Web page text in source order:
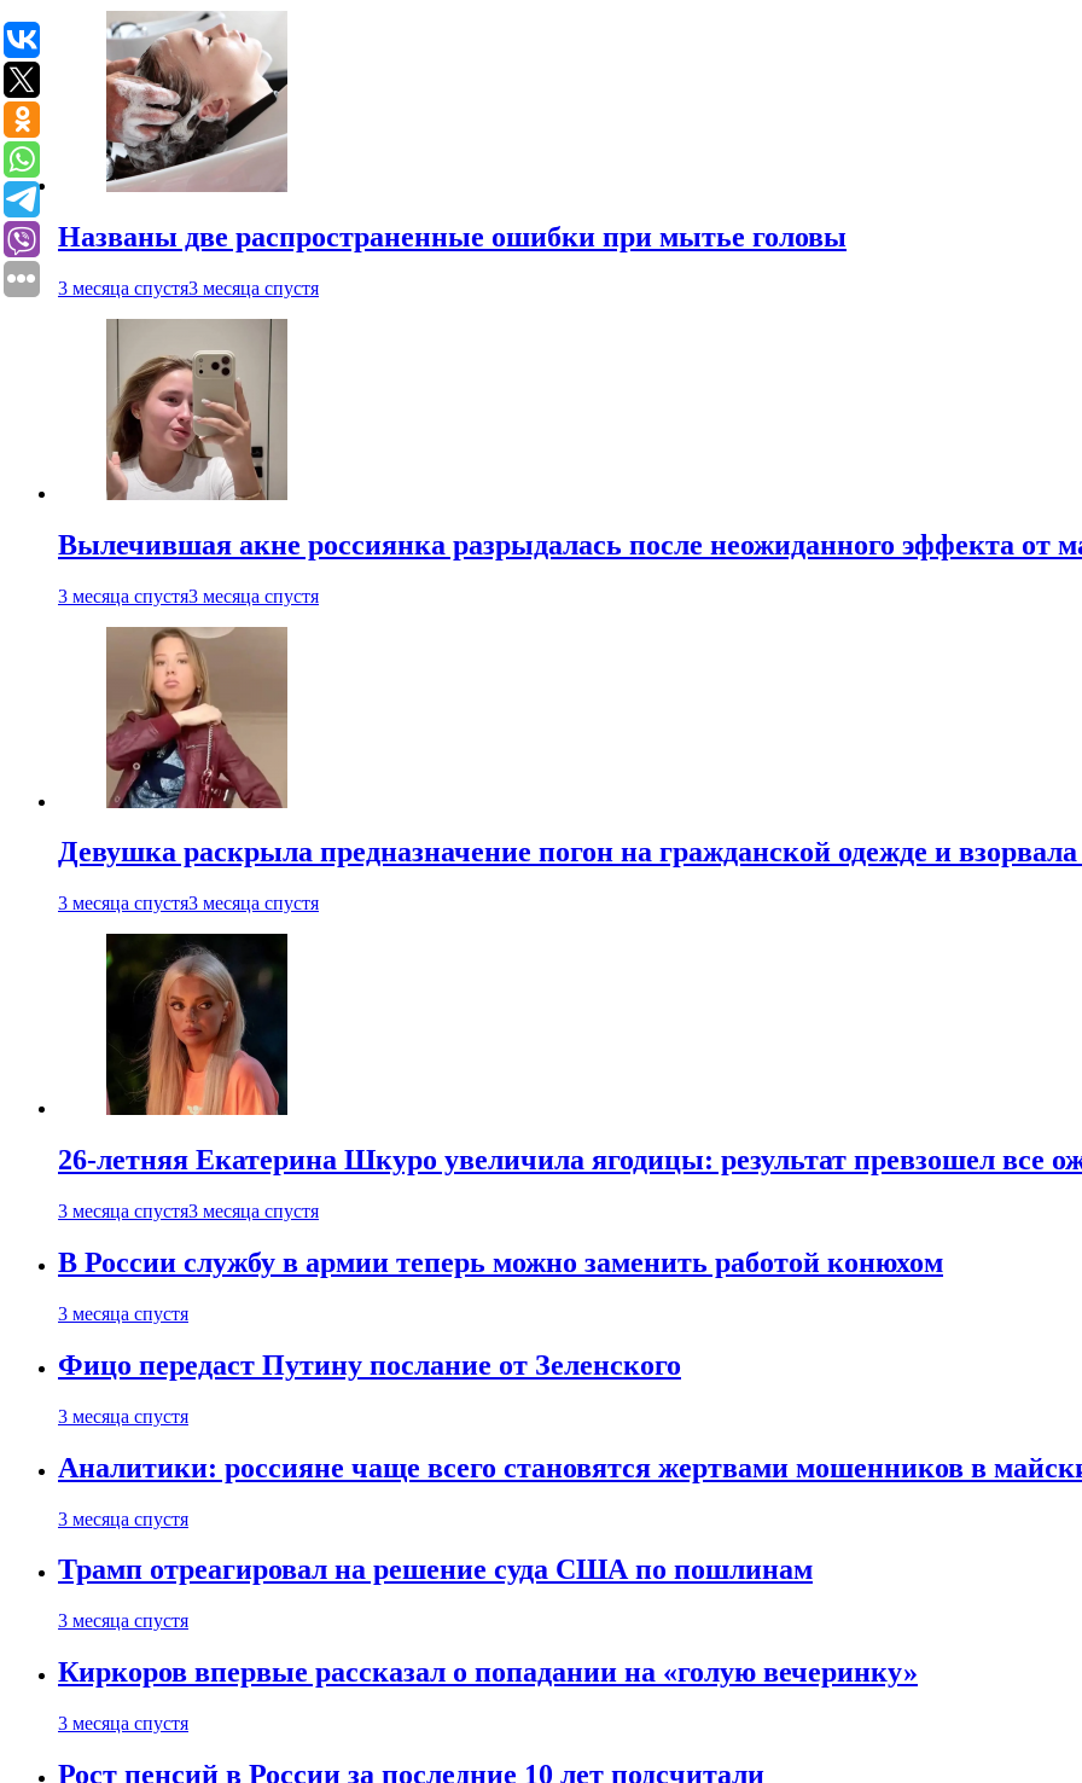
Названы две распространенные ошибки при мытье головы
3 месяца спустя3 месяца спустя
Вылечившая акне россиянка разрыдалась после неожиданного эффекта от
3 месяца спустя3 месяца спустя
Девушка раскрыла предназначение погон на гражданской одежде и взорвала
3 месяца спустя3 месяца спустя
26-летняя Екатерина Шкуро увеличила ягодицы: результат превзошел все
3 месяца спустя3 месяца спустя
В России службу в армии теперь можно заменить работой конюхом
3 месяца спустя
Фицо передаст Путину послание от Зеленского
3 месяца спустя
Аналитики: россияне чаще всего становятся жертвами мошенников в
3 месяца спустя
Трамп отреагировал на решение суда США по пошлинам
3 месяца спустя
Киркоров впервые рассказал о попадании на «голую вечеринку»
3 месяца спустя
Рост пенсий в России за последние 10 лет подсчитали